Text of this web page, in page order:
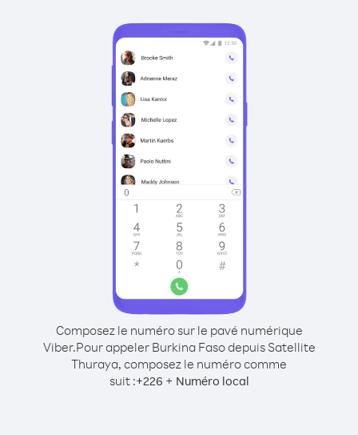
Composez le numéro sur le pavé numérique
Viber.Pour appeler Burkina Faso depuis Satellite
Thuraya, composez le numéro comme
suit :+226 + Numéro local